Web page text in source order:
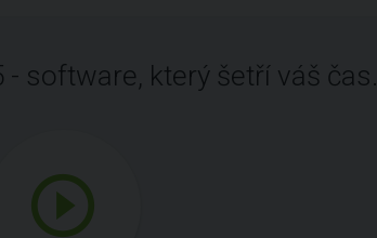
- software, který šetří váš čas.